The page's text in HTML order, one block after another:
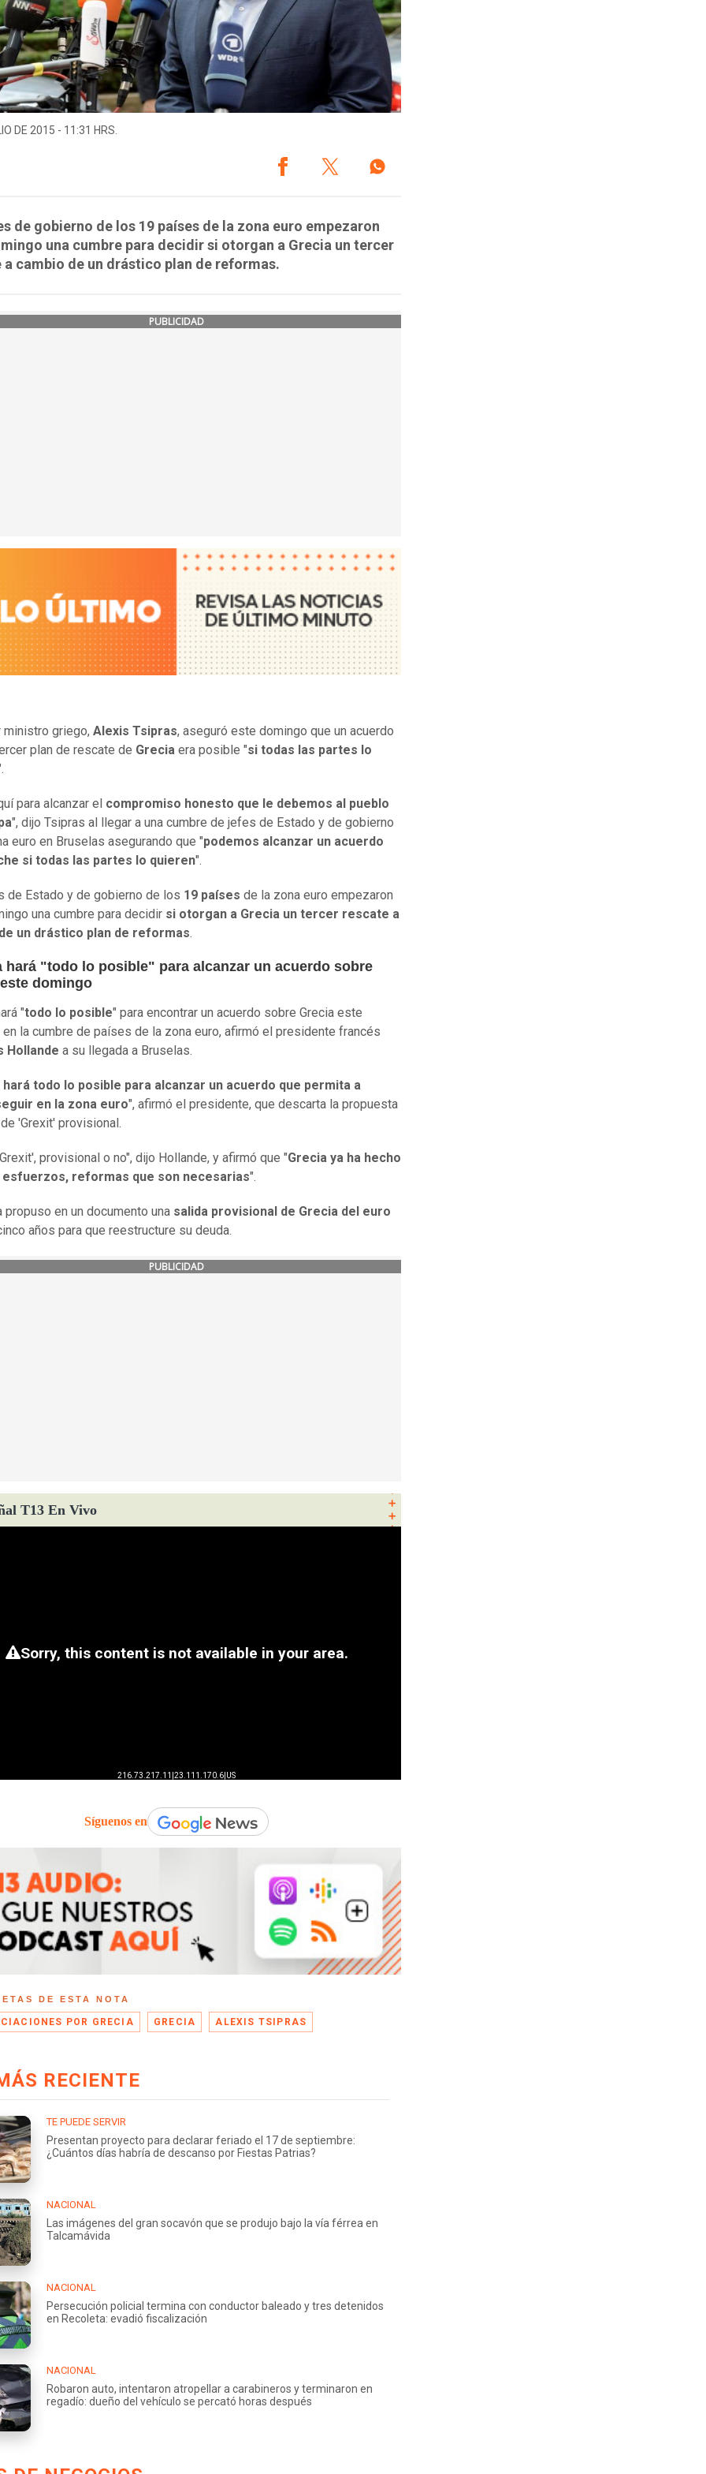
DE 2015 - 11:31 HRS.
de gobierno de los 19 países de la zona euro empezaron
una cumbre para decidir si otorgan a Grecia un tercer
a cambio de un drástico plan de reformas.
PUBLICIDAD
ministro griego, Alexis Tsipras, aseguró este domingo que un acuerdo
plan de rescate de Grecia era posible "si todas las partes lo
para alcanzar el compromiso honesto que le debemos al pueblo
", dijo Tsipras al llegar a una cumbre de jefes de Estado y de gobierno
euro en Bruselas asegurando que "podemos alcanzar un acuerdo
si todas las partes lo quieren".
de Estado y de gobierno de los 19 países de la zona euro empezaron
una cumbre para decidir si otorgan a Grecia un tercer rescate a
un drástico plan de reformas.
hará "todo lo posible" para alcanzar un acuerdo sobre
domingo
"todo lo posible" para encontrar un acuerdo sobre Grecia este
la cumbre de países de la zona euro, afirmó el presidente francés
Hollande a su llegada a Bruselas.
hará todo lo posible para alcanzar un acuerdo que permita a
en la zona euro", afirmó el presidente, que descarta la propuesta
'Grexit' provisional.
provisional o no", dijo Hollande, y afirmó que "Grecia ya ha hecho
esfuerzos, reformas que son necesarias".
propuso en un documento una salida provisional de Grecia del euro
años para que reestructure su deuda.
PUBLICIDAD
T13 En Vivo
Síguenos en
DE ESTA NOTA
POR GRECIA GRECIA ALEXIS TSIPRAS
RECIENTE
TE PUEDE SERVIR
Presentan proyecto para declarar feriado el 17 de septiembre:
¿Cuántos días habría de descanso por Fiestas Patrias?
NACIONAL
Las imágenes del gran socavón que se produjo bajo la vía férrea en
Talcamávida
NACIONAL
Persecución policial termina con conductor baleado y tres detenidos
en Recoleta: evadió fiscalización
NACIONAL
Robaron auto, intentaron atropellar a carabineros y terminaron en
regadío: dueño del vehículo se percató horas después